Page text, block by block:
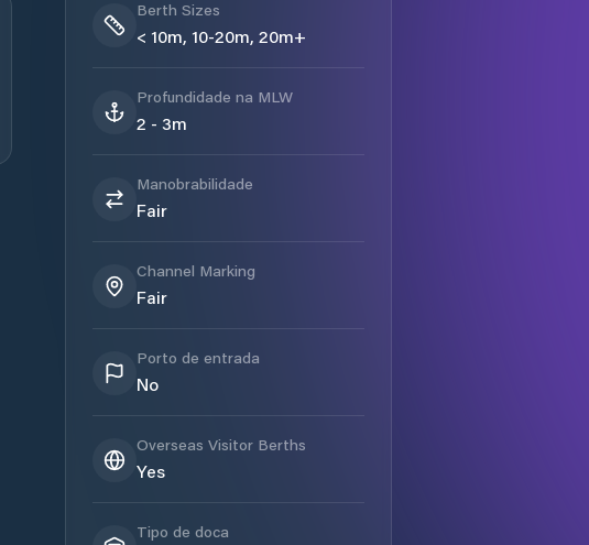
Berth Sizes
< 10m, 10-20m, 20m+
Profundidade na MLW
2 - 3m
Manobrabilidade
Fair
Channel Marking
Fair
Porto de entrada
No
Overseas Visitor Berths
Yes
Tipo de doca